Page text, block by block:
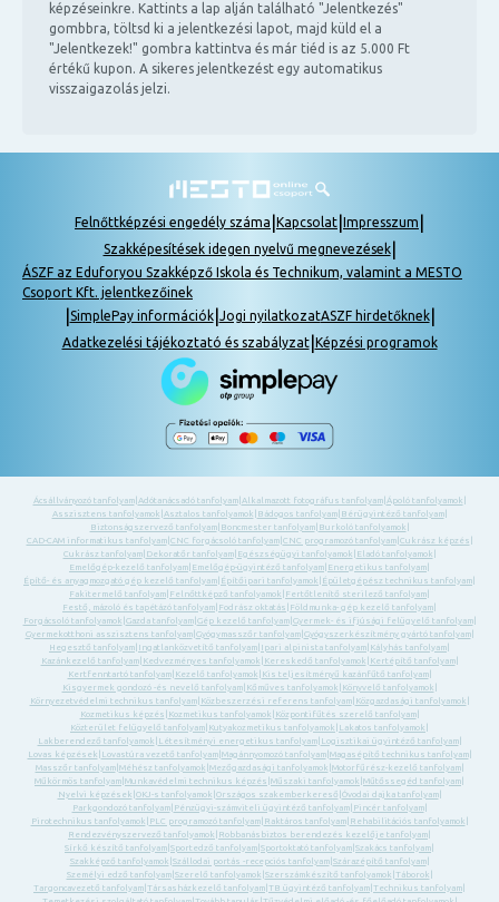
képzéseinkre. Kattints a lap alján található "Jelentkezés"
gombbra, töltsd ki a jelentkezési lapot, majd küld el a
"Jelentkezek!" gombra kattintva és már tiéd is az 5.000 Ft
értékű kupon. A sikeres jelentkezést egy automatikus
visszaigazolás jelzi.
Felnőttképzési engedély száma Kapcsolat Impresszum
Szakképesítések idegen nyelvű megnevezések|
ÁSZF az Eduforyou Szakképző Iskola és Technikum, valamint a MESTO
Csoport Kft. jelentkezőinek
SimplePay információk| Jogi nyilatkozatASZF hirdetőknek|
Adatkezelési tájékoztató és szabályzat| Képzési programok
Ácsállványozó tanfolyam| Adótanácsadó tanfolyam| Alkalmazott fotográfus tanfolyam| Ápoló tanfolyamok
Asszisztens tanfolyamok Asztalos tanfolyamok Bádogos tanfolyam| Bérügyintéző tanfolyam|
Biztonságszervező tanfolyam| Boncmester tanfolyam| Burkoló tanfolyamok
CAD-CAM informatikus tanfolyam| CNC forgácsoló tanfolyam| CNC programozó tanfolyam| Cukrász képzés
Cukrász tanfolyam| Dekoratőr tanfolyam| Egészségügyi tanfolyamok Eladó tanfolyamok
Emelőgép-kezelő tanfolyam Emelőgép-ügyintéző tanfolyam Energetikus tanfolyam
Építő- és anyagmozgató gép kezelő tanfolyam Építőipari tanfolyamok Épületgépész technikus tanfolyam
Fakitermelő tanfolyam Felnőttképző tanfolyamok Fertőtlenítő sterilező tanfolyam
Festő, mázoló és tapétázó tanfolyam Fodrász oktatás Földmunka- gép kezelő tanfolyam
Forgácsoló tanfolyamok Gazda tanfolyam| Gép kezelő tanfolyam| Gyermek- és ifjúsági felügyelő tanfolyam|
Gyermekotthoni asszisztens tanfolyam| Gyógymasszőr tanfolyam| Gyógyszerkészítmény gyártó tanfolyam|
Hegesztő tanfolyam Ingatlanközvetítő tanfolyam Ipari alpinista tanfolyam Kályhás tanfolyam
Kazánkezelő tanfolyam| Kedvezményes tanfolyamok Kereskedő tanfolyamok Kertépítő tanfolyam|
Kertfenntartó tanfolyam| Kezelő tanfolyamok Kis teljesítményű kazánfűtő tanfolyam|
Kisgyermek gondozó -és nevelő tanfolyam| Kőműves tanfolyamok Könyvelő tanfolyamok
Környezetvédelmi technikus tanfolyam| Közbeszerzési referens tanfolyam| Közgazdasági tanfolyamok
Kozmetikus képzés Kozmetikus tanfolyamok Központifűtés szerelő tanfolyam|
Közterület felügyelő tanfolyam Kutyakozmetikus tanfolyamok Lakatos tanfolyamok
Lakberendező tanfolyamok Létesítményi energetikus tanfolyam| Logisztikai ügyintéző tanfolyam|
Lovas képzések Lovastúra vezető tanfolyam| Magánnyomozó tanfolyam| Magasépítő technikus tanfolyam|
Masszőr tanfolyam| Méhész tanfolyamok Mezőgazdasági tanfolyamok Motorfűrész-kezelő tanfolyam|
Műkörmös tanfolyam Munkavédelmi technikus képzés Műszaki tanfolyamok Műtőssegéd tanfolyam
Nyelvi képzések OKJ-s tanfolyamok Országos szakemberkereső Óvodai dajka tanfolyam|
Parkgondozó tanfolyam| Pénzügyi-számviteli ügyintéző tanfolyam| Pincér tanfolyam|
Pirotechnikus tanfolyamok PLC programozó tanfolyam| Raktáros tanfolyam| Rehabilitációs tanfolyamok
Rendezvényszervező tanfolyamok Robbanásbiztos berendezés kezelője tanfolyam
Sírkő készítő tanfolyam Sportedző tanfolyam Sportoktató tanfolyam Szakács tanfolyam
Szakképző tanfolyamok Szállodai portás -recepciós tanfolyam| Szárazépítő tanfolyam|
Személyi edző tanfolyam| Szerelő tanfolyamok Szerszámkészítő tanfolyamok Táborok
Targoncavezető tanfolyam Társasházkezelő tanfolyam TB ügyintéző tanfolyam Technikus tanfolyam